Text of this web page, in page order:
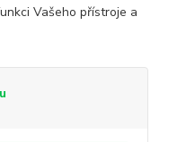
Vašeho přístroje a